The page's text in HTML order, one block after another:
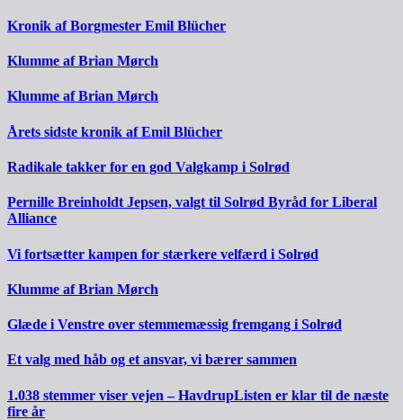
Kronik af Borgmester Emil Blücher
Klumme af Brian Mørch
Klumme af Brian Mørch
Årets sidste kronik af Emil Blücher
Radikale takker for en god Valgkamp i Solrød
Pernille Breinholdt Jepsen, valgt til Solrød Byråd for Liberal
Alliance
Vi fortsætter kampen for stærkere velfærd i Solrød
Klumme af Brian Mørch
Glæde i Venstre over stemmemæssig fremgang i Solrød
Et valg med håb og et ansvar, vi bærer sammen
1.038 stemmer viser vejen – HavdrupListen er klar til de næste
fire år